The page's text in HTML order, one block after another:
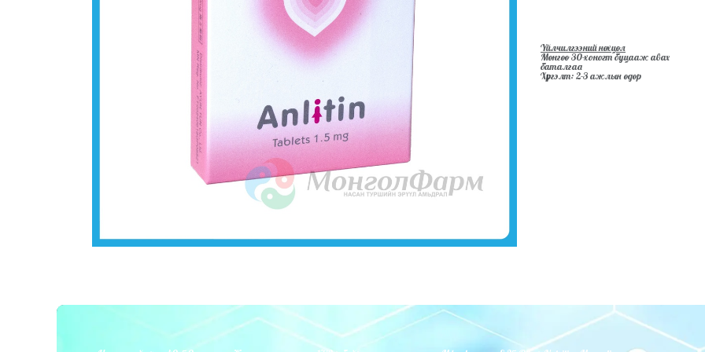
Үйлчилгээний нөхцөл
Мөнгөө 30-хоногт буцааж авах
баталгаа
Хүргэлт: 2-3 ажлын өдөр